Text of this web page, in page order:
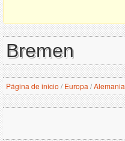
Bremen
Página de inicio / Europa /Alemania